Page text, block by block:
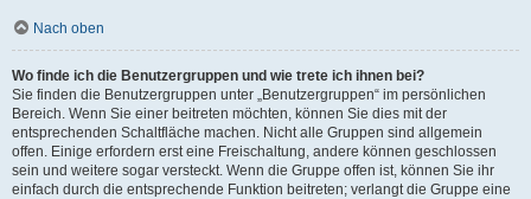
Nach oben
Wo finde ich die Benutzergruppen und wie trete ich ihnen bei?
Sie finden die Benutzergruppen unter „Benutzergruppen“ im persönlichen
Bereich. Wenn Sie einer beitreten möchten, können Sie dies mit der
entsprechenden Schaltfläche machen. Nicht alle Gruppen sind allgemein
offen. Einige erfordern erst eine Freischaltung, andere können geschlossen
sein und weitere sogar versteckt. Wenn die Gruppe offen ist, können Sie ihr
einfach durch die entsprechende Funktion beitreten; verlangt die Gruppe eine